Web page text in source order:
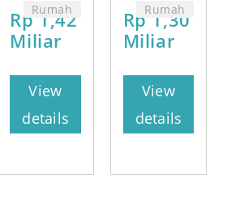
Rp 1,42
Miliar
Rumah
View
details
Rp 1,30
Miliar
Rumah
View
details